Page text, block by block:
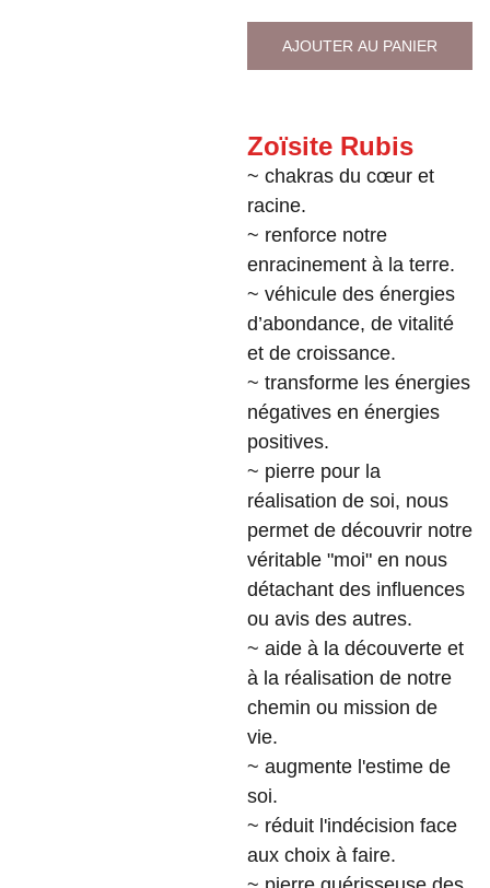
AJOUTER AU PANIER
Zoïsite Rubis
~ chakras du cœur et
racine.
~ renforce notre
enracinement à la terre.
~ véhicule des énergies
d’abondance, de vitalité
et de croissance.
~ transforme les énergies
négatives en énergies
positives.
~ pierre pour la
réalisation de soi, nous
permet de découvrir notre
véritable "moi" en nous
détachant des influences
ou avis des autres.
~ aide à la découverte et
à la réalisation de notre
chemin ou mission de
vie.
~ augmente l'estime de
soi.
~ réduit l'indécision face
aux choix à faire.